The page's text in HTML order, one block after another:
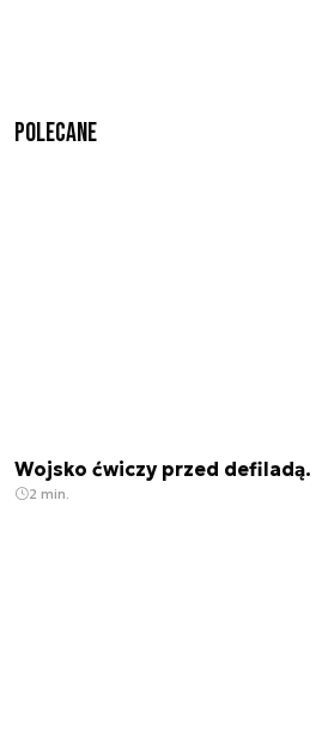
Polecane
Wojsko ćwiczy przed defiladą.
2 min.